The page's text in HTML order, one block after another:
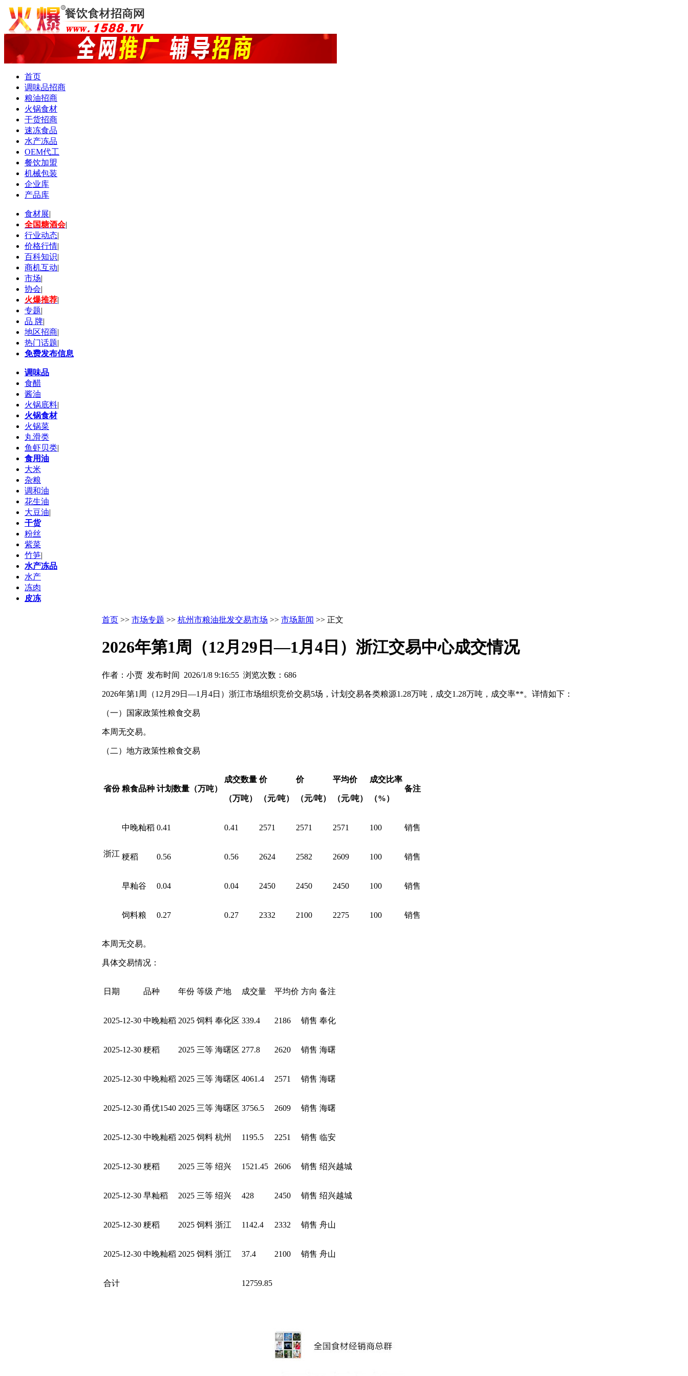
首页
调味品招商
粮油招商
火锅食材
干货招商
速冻食品
水产冻品
OEM代工
餐饮加盟
机械包装
企业库
产品库
食材展|
全国糖酒会|
行业动态|
价格行情|
百科知识|
商机互动|
市场|
协会|
火爆推荐|
专题|
品 牌|
地区招商|
热门话题|
免费发布信息
调味品
食醋
酱油
火锅底料|
火锅食材
火锅菜
丸滑类
鱼虾贝类|
食用油
大米
杂粮
调和油
花生油
大豆油|
干货
粉丝
紫菜
竹笋|
水产冻品
水产
冻肉
皮冻
首页 >> 市场专题 >> 杭州市粮油批发交易市场 >> 市场新闻 >> 正文
2026年第1周（12月29日—1月4日）浙江交易中心成交情况
作者：小贾 发布时间 2026/1/8 9:16:55 浏览次数：686
2026年第1周（12月29日—1月4日）浙江市场组织竞价交易5场，计划交易各类粮源1.28万吨，成交1.28万吨，成交率**。详情如下：
（一）国家政策性粮食交易
本周无交易。
（二）地方政策性粮食交易
省份 粮食品种 计划数量（万吨）
成交数量
（万吨）
价
（元/吨）
价
（元/吨）
平均价
（元/吨）
成交比率
（%）
备注
浙江
中晚籼稻 0.41 0.41 2571 2571 2571 100 销售
粳稻 0.56 0.56 2624 2582 2609 100 销售
早籼谷 0.04 0.04 2450 2450 2450 100 销售
饲料粮 0.27 0.27 2332 2100 2275 100 销售
本周无交易。
具体交易情况：
日期 品种 年份 等级 产地 成交量 平均价 方向 备注
2025-12-30 中晚籼稻 2025 饲料 奉化区 339.4 2186 销售 奉化
2025-12-30 粳稻 2025 三等 海曙区 277.8 2620 销售 海曙
2025-12-30 中晚籼稻 2025 三等 海曙区 4061.4 2571 销售 海曙
2025-12-30 甬优1540 2025 三等 海曙区 3756.5 2609 销售 海曙
2025-12-30 中晚籼稻 2025 饲料 杭州 1195.5 2251 销售 临安
2025-12-30 粳稻 2025 三等 绍兴 1521.45 2606 销售 绍兴越城
2025-12-30 早籼稻 2025 三等 绍兴 428 2450 销售 绍兴越城
2025-12-30 粳稻 2025 饲料 浙江 1142.4 2332 销售 舟山
2025-12-30 中晚籼稻 2025 饲料 浙江 37.4 2100 销售 舟山
合计 12759.85